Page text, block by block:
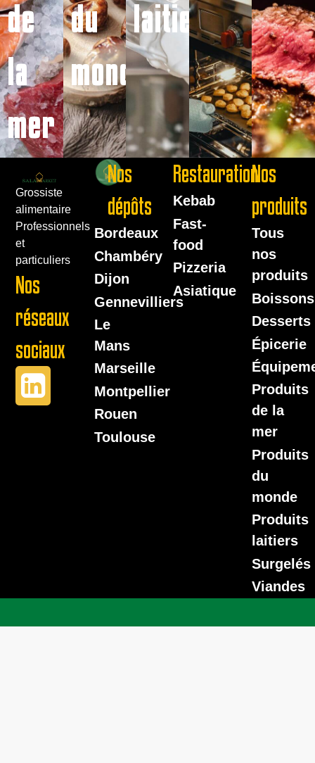
de
la
mer
du
monde
laitiers
Grossiste
alimentaire
Professionnels
et
particuliers
Nos
réseaux
sociaux
Nos
dépôts
Bordeaux
Chambéry
Dijon
Gennevilliers
Le
Mans
Marseille
Montpellier
Rouen
Toulouse
Restauration
Kebab
Fast-
food
Pizzeria
Asiatique
Nos
produits
Tous
nos
produits
Boissons
Desserts
Épicerie
Produits
de la
mer
Produits
du
monde
Produits
laitiers
Surgelés
Viandes